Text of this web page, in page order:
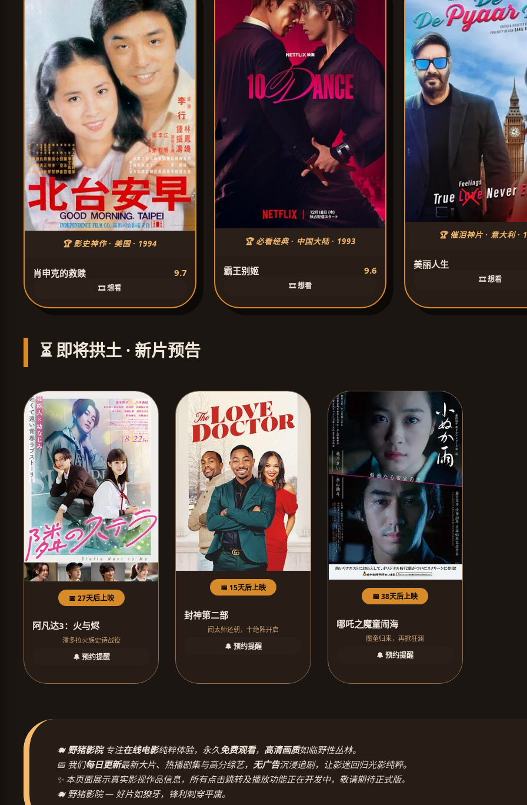
🏆 影史神作 · 美国 · 1994
肖申克的救赎 9.7
🎞️ 想看
🏆 必看经典 · 中国大陆 · 1993
霸王别姬 9.6
🎞️ 想看
🏆 催泪神片 · 意大利 ·
美丽人生
🎞️ 想看
⏳ 即将拱土 · 新片预告
📅 27天后上映
阿凡达3：火与烬
潘多拉火族史诗战役
🔔 预约提醒
📅 15天后上映
封神第二部
闻太师还朝，十绝阵开启
🔔 预约提醒
📅 38天后上映
哪吒之魔童闹海
魔童归来，再掀狂澜
🔔 预约提醒
🐗野猪影院专注在线电影纯粹体验，永久免费观看， 高清画质如临野性丛林。
📅 我们每日更新最新大片、热播剧集与高分综艺， 无广告沉浸追剧，让影迷回归光影纯粹。
✨ 本页面展示真实影视作品信息，所有点击跳转及播放功能正在开发中，敬请期待正式版。
🐗 野猪影院 — 好片如獠牙，锋利刺穿平庸。